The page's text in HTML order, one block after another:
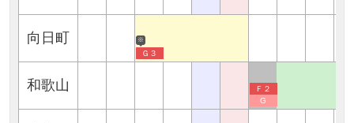
向日町 ※
Ｇ３
和歌山
Ｆ２
G